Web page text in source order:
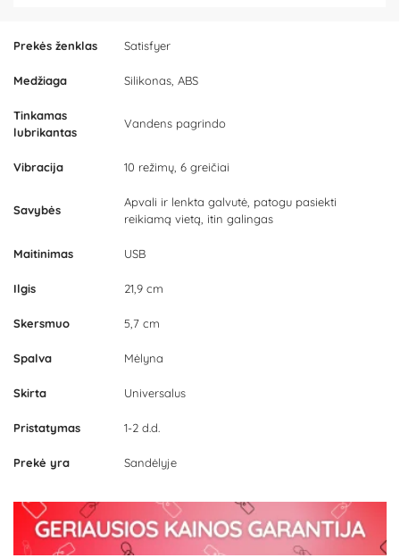
Prekės ženklas Satisfyer
Medžiaga Silikonas, ABS
Tinkamas
lubrikantas
Vandens pagrindo
Vibracija 10 režimų, 6 greičiai
Savybės
Apvali ir lenkta galvutė, patogu pasiekti
reikiamą vietą, itin galingas
Maitinimas USB
Ilgis 21,9 cm
Skersmuo 5,7 cm
Spalva Mėlyna
Skirta Universalus
Pristatymas 1-2 d.d.
Prekė yra Sandėlyje